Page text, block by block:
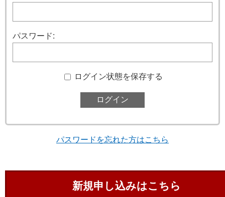
パスワード:
ログイン状態を保存する
パスワードを忘れた方はこちら
新規申し込みはこちら